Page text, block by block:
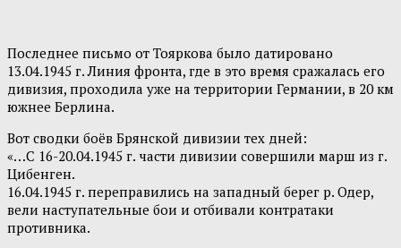
Последнее письмо от Тояркова было датировано
13.04.1945 г. Линия фронта, где в это время сражалась его
дивизия, проходила уже на территории Германии, в 20 км
южнее Берлина.
Вот сводки боёв Брянской дивизии тех дней:
«…С 16-20.04.1945 г. части дивизии совершили марш из г.
Цибенген.
16.04.1945 г. переправились на западный берег р. Одер,
вели наступательные бои и отбивали контратаки
противника.